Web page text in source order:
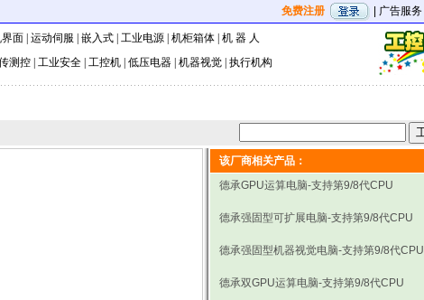
免费注册 广告服务
界面 运动伺服 嵌入式 工业电源 机柜箱体 机 器 人
测控 工业安全 工控机 低压电器 机器视觉 执行机构
该厂商相关产品：
德承GPU运算电脑-支持第9/8代CPU
德承强固型可扩展电脑-支持第9/8代CPU
德承强固型机器视觉电脑-支持第9/8代CPU
德承双GPU运算电脑-支持第9/8代CPU